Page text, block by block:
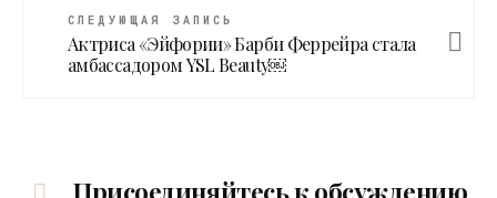
СЛЕДУЮЩАЯ ЗАПИСЬ
Актриса «Эйфории» Барби Феррейра стала
амбассадором YSL Beauty￼
Присоединяйтесь к обсуждению